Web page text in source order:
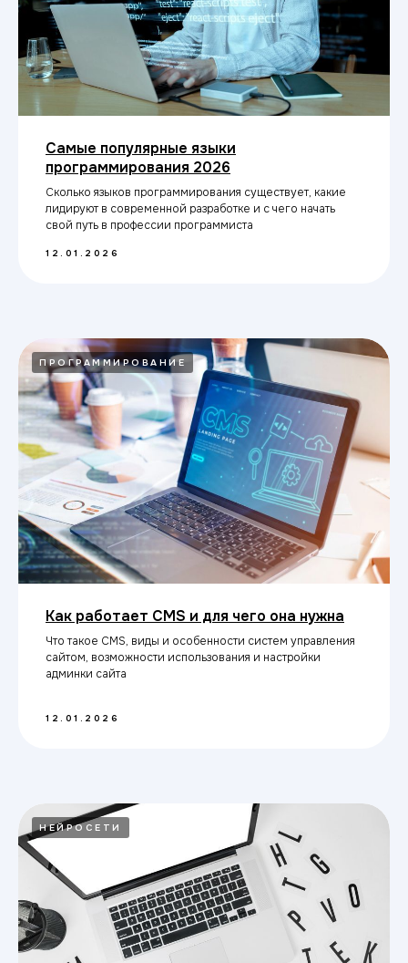
Самые популярные языки
программирования 2026
Сколько языков программирования существует, какие
лидируют в современной разработке и с чего начать
свой путь в профессии программиста
12.01.2026
ПРОГРАММИРОВАНИЕ
Как работает CMS и для чего она нужна
Что такое CMS, виды и особенности систем управления
сайтом, возможности использования и настройки
админки сайта
12.01.2026
НЕЙРОСЕТИ